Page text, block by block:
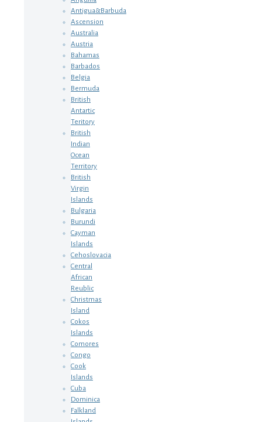
Antigua&Barbuda
Ascension
Australia
Austria
Bahamas
Barbados
Belgia
Bermuda
British
Antartic
Teritory
British
Indian
Ocean
Territory
British
Virgin
Islands
Bulgaria
Burundi
Cayman
Islands
Cehoslovacia
Central
African
Reublic
Christmas
Island
Cokos
Islands
Comores
Congo
Cook
Islands
Cuba
Dominica
Falkland